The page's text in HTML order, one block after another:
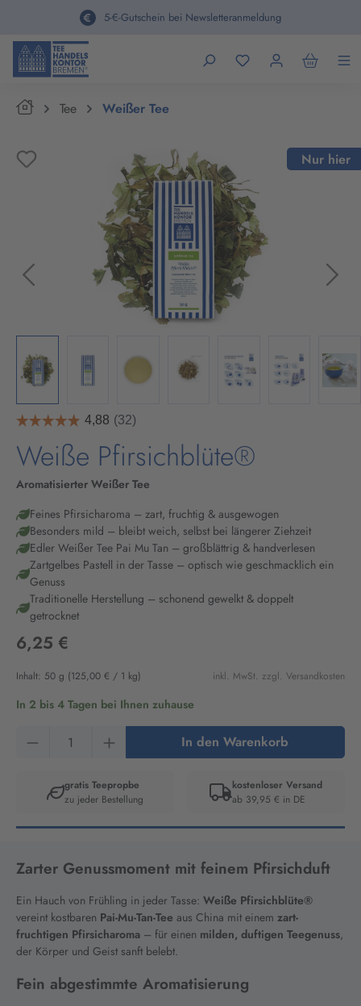
5-€-Gutschein bei Newsletteranmeldung
HomeTee Weißer Tee
Nur hier
Bildergalerie überspringen
Weiße Pfirsichblüte®
Aromatisierter Weißer Tee
Feines Pfirsicharoma – zart, fruchtig & ausgewogen
Besonders mild – bleibt weich, selbst bei längerer Ziehzeit
Edler Weißer Tee Pai Mu Tan – großblättrig & handverlesen
Zartgelbes Pastell in der Tasse – optisch wie geschmacklich ein
Genuss
Traditionelle Herstellung – schonend gewelkt & doppelt
getrocknet
6,25 €
Inhalt: 50 g (125,00 € / 1 kg) inkl. MwSt. zzgl. Versandkosten
In 2 bis 4 Tagen bei Ihnen zuhause
Produkt Anzahl: Gib den gewünschten Wert
In den Warenkorb
gratis Teepropbe
zu jeder Bestellung
kostenloser Versand
ab 39,95 € in DE
Artikelnummer:
1939
Zarter Genussmoment mit feinem Pfirsichduft
Ein Hauch von Frühling in jeder Tasse: Weiße Pfirsichblüte®
vereint kostbaren Pai-Mu-Tan-Tee aus China mit einem zart-
fruchtigen Pfirsicharoma – für einen milden, duftigen Teegenuss,
der Körper und Geist sanft belebt.
Fein abgestimmte Aromatisierung